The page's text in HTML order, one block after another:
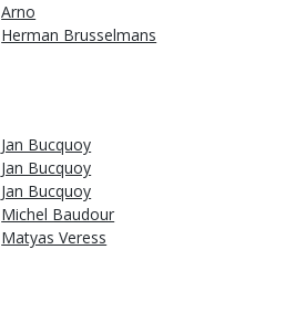
Arno
Herman Brusselmans
Jan Bucquoy
Jan Bucquoy
Jan Bucquoy
Michel Baudour
Matyas Veress